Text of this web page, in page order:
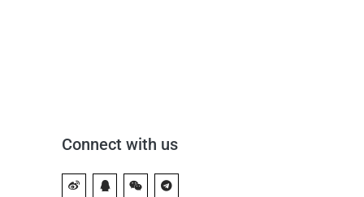
Connect with us